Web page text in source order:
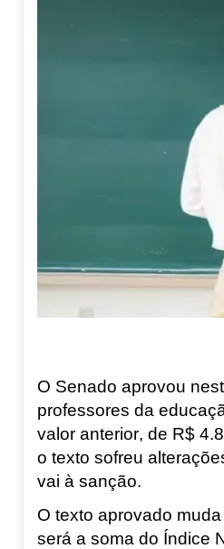
O Senado aprovou
professores da
valor anterior, de R$
o texto sofreu
vai à sanção.
O texto aprovado
será a soma do Índice